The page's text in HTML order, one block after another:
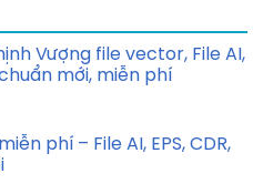
Vượng file vector, File AI,
chuẩn mới, miễn phí
Chữ
phí – File AI, EPS, CDR,